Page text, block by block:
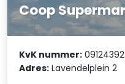
Coop
KvK nummer: 09124392
Adres: Lavendelplein 2